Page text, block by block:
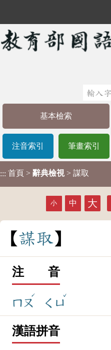
基本檢索
注音索引 筆畫索引
::: 首頁 > 辭典檢視 > 謀取
小 中 大
謀取
注 音
ㄇㄡ
ˊ
ㄑㄩ
ˇ
漢語拼音